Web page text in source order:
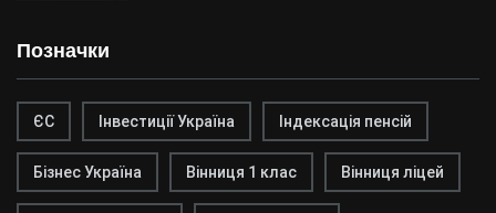
Позначки
ЄС Інвестиції Україна Індексація пенсій
Бізнес Україна Вінниця 1 клас Вінниця ліцей